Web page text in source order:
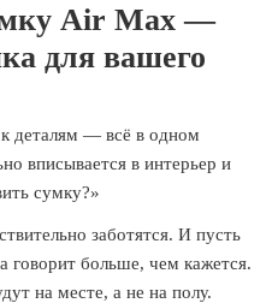
Air Max —
для вашего
деталям — всё в одном
вписывается в интерьер и
сумку?»
заботятся. И пусть
говорит больше, чем кажется.
на месте, а не на полу.